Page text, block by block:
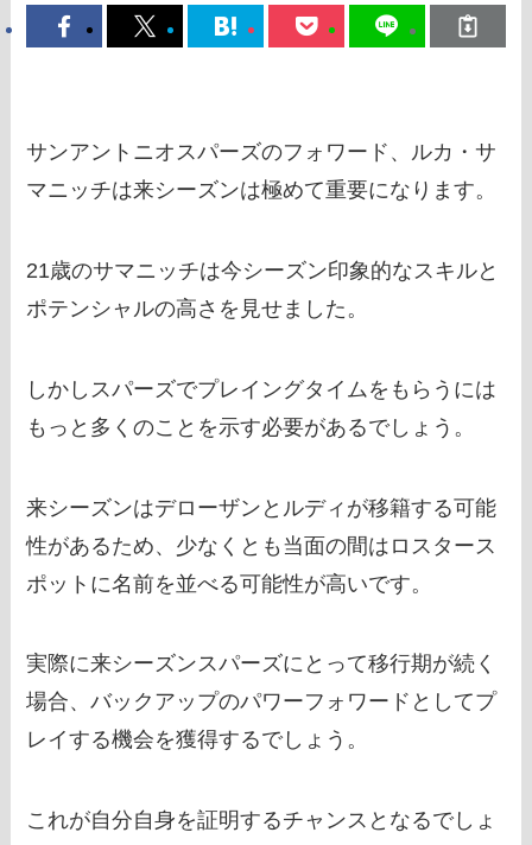
サンアントニオスパーズのフォワード、ルカ・サ
マニッチは来シーズンは極めて重要になります。
21歳のサマニッチは今シーズン印象的なスキルと
ポテンシャルの高さを見せました。
しかしスパーズでプレイングタイムをもらうには
もっと多くのことを示す必要があるでしょう。
来シーズンはデローザンとルディが移籍する可能
性があるため、少なくとも当面の間はロスタース
ポットに名前を並べる可能性が高いです。
実際に来シーズンスパーズにとって移行期が続く
場合、バックアップのパワーフォワードとしてプ
レイする機会を獲得するでしょう。
これが自分自身を証明するチャンスとなるでしょ